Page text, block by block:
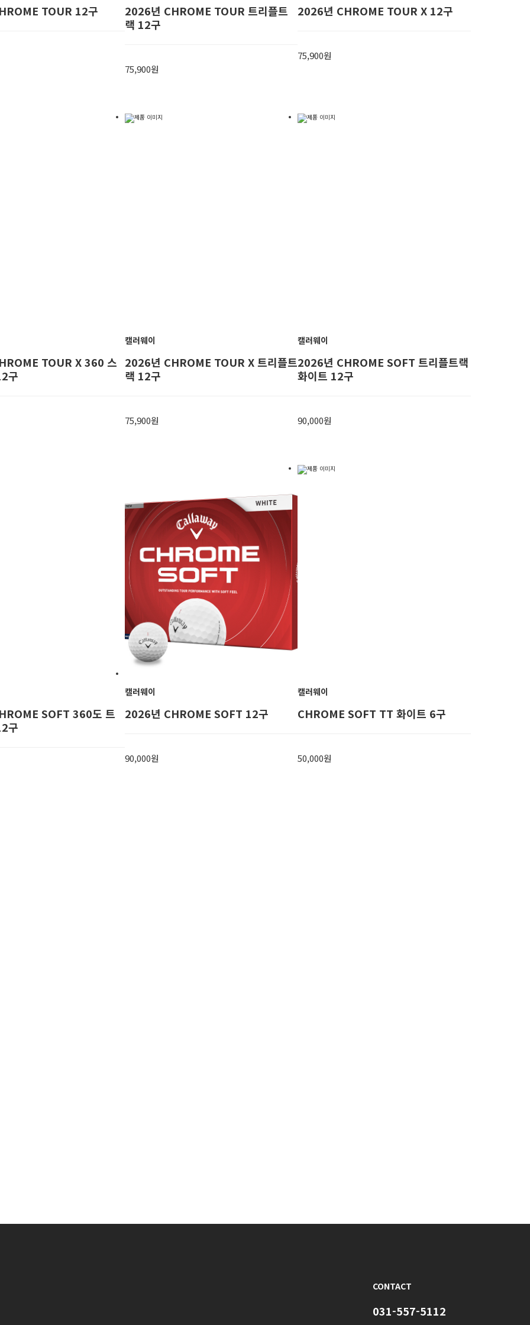
TOUR 12구
2026년 CHROME TOUR 트리플트
랙 12구
75,900원
2026년 CHROME TOUR X 12구
75,900원
TOUR X 360 스
구
캘러웨이
2026년 CHROME TOUR X 트리플트
랙 12구
75,900원
캘러웨이
2026년 CHROME SOFT 트리플트랙
화이트 12구
90,000원
SOFT 360도 트
구
캘러웨이
2026년 CHROME SOFT 12구
90,000원
캘러웨이
CHROME SOFT TT 화이트 6구
50,000원
CONTACT
031-557-5112